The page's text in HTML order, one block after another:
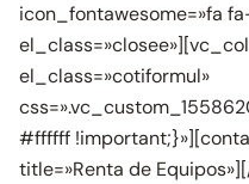
icon_fontawesome=»fa
el_class=»cotiformul»
#ffffff
title=»Renta de